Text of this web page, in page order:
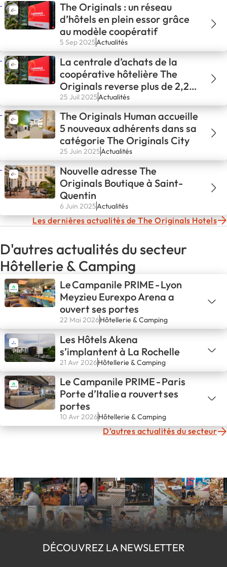
The Originals : un réseau
d’hôtels en plein essor grâce
au modèle coopératif
5 Sep 2025Actualités
La centrale d’achats de la
coopérative hôtelière The
Originals reverse plus de 2,2
M€ de RFA
25 Juil 2025Actualités
The Originals Human accueille
5 nouveaux adhérents dans sa
catégorie The Originals City
25 Juin 2025Actualités
Nouvelle adresse The
Originals Boutique à Saint-
Quentin
6 Juin 2025Actualités
Les dernières actualités de The Originals Hotels
D'autres actualités du secteur
Hôtellerie & Camping
Le Campanile PRIME - Lyon
Meyzieu Eurexpo Arena a
ouvert ses portes
22 Mai 2026Hôtellerie & Camping
Les Hôtels Akena
s’implantent à La Rochelle
21 Avr 2026Hôtellerie & Camping
Le Campanile PRIME - Paris
Porte d’Italie a rouvert ses
portes
10 Avr 2026Hôtellerie & Camping
D'autres actualités du secteur
DÉCOUVREZ LA NEWSLETTER